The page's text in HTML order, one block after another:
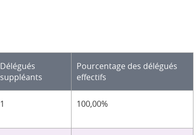
Délégués
suppléants
Pourcentage des délégués
effectifs
1 100,00%